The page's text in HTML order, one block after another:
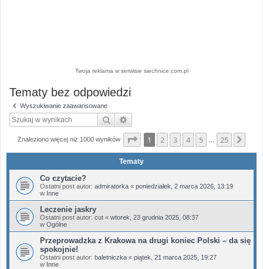
Twoja reklama w serwisie siechnice.com.pl
Tematy bez odpowiedzi
Wyszukiwanie zaawansowane
Szukaj
Znaleziono więcej niż 1000 wyników Strona z25
1 2 3 4 5 25
Tematy
Co czytacie?
Ostatni post autor: admiratorka « poniedziałek, 2 marca 2026, 13:19
w Inne
Leczenie jaskry
Ostatni post autor: cut « wtorek, 23 grudnia 2025, 08:37
w Ogólne
Przeprowadzka z Krakowa na drugi koniec Polski – da się
spokojnie!
Ostatni post autor: baletniczka « piątek, 21 marca 2025, 19:27
w Inne